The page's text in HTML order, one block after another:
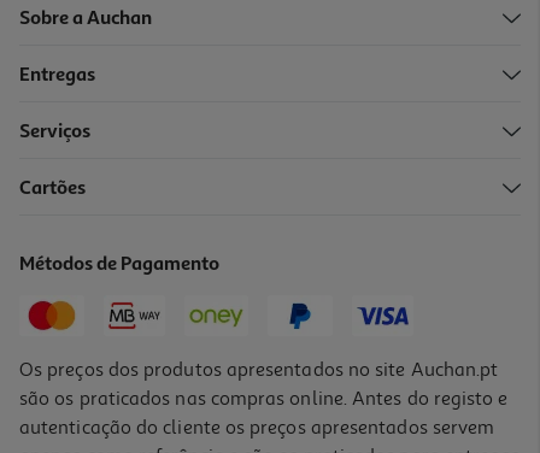
Sobre a Auchan
Entregas
Serviços
Cartões
Métodos de Pagamento
Os preços dos produtos apresentados no site Auchan.pt
são os praticados nas compras online. Antes do registo e
autenticação do cliente os preços apresentados servem